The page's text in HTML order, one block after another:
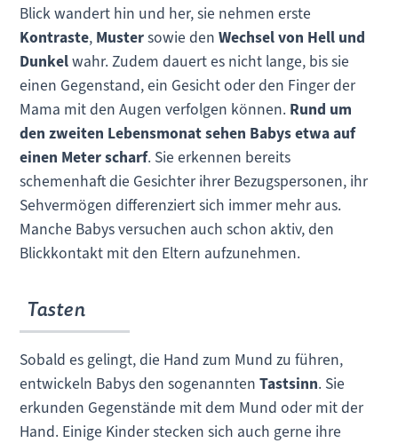
Blick wandert hin und her, sie nehmen erste
Kontraste, Mustersowie denWechsel von Hell und
Dunkelwahr. Zudem dauert es nicht lange, bis sie
einen Gegenstand, ein Gesicht oder den Finger der
Mama mit den Augen verfolgen können. Rund um
den zweiten Lebensmonat sehen Babys etwa auf
einen Meter scharf. Sie erkennen bereits
schemenhaft die Gesichter ihrer Bezugspersonen, ihr
Sehvermögen differenziert sich immer mehr aus.
Manche Babys versuchen auch schon aktiv, den
Blickkontakt mit den Eltern aufzunehmen.
Tasten
Sobald es gelingt, die Hand zum Mund zu führen,
entwickeln Babys den sogenanntenTastsinn. Sie
erkunden Gegenstände mit dem Mund oder mit der
Hand. Einige Kinder stecken sich auch gerne ihre